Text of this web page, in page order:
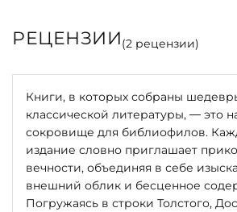
РЕЦЕНЗИИ(2 рецензии)
Книги, в которых собраны
классической литературы, — это
сокровище для библиофилов.
издание словно приглашает
вечности, объединяя в себе
внешний облик и бесценное
Погружаясь в строки Толстого,